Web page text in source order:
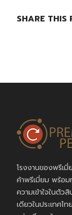
SHARE THIS
โรงงานของพรีเมี่
ค้าพรีเมี่ยม พร้อม
ความเข้าใจในตัว
เดียวในประเทศไ